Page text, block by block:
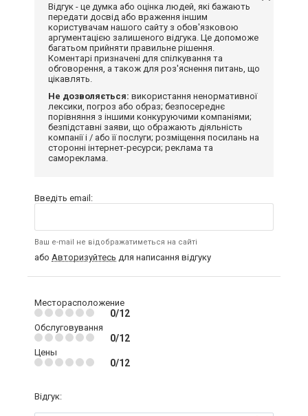
Відгук - це думка або оцінка людей, які бажають
передати досвід або враження іншим
користувачам нашого сайту з обов'язковою
аргументацією залишеного відгука. Це допоможе
багатьом прийняти правильне рішення.
Коментарі призначені для спілкування та
обговорення, а також для роз'яснення питань, що
цікавлять.
Не дозволяється: використання ненормативної
лексики, погроз або образ; безпосереднє
порівняння з іншими конкуруючими компаніями;
безпідставні заяви, що ображають діяльність
компанії і / або її послуги; розміщення посилань на
сторонні інтернет-ресурси; реклама та
самореклама.
Введіть email:
Ваш e-mail не відображатиметься на сайті
або Авторизуйтесь для написання відгуку
Месторасположение
0/12
Обслуговування
0/12
Цены
0/12
Відгук: